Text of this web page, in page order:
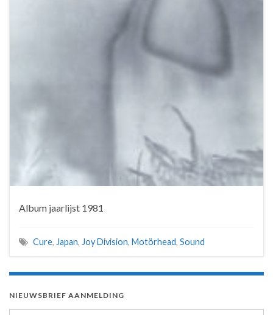
Album jaarlijst 1981
Cure, Japan, Joy Division, Motörhead, Sound
NIEUWSBRIEF AANMELDING